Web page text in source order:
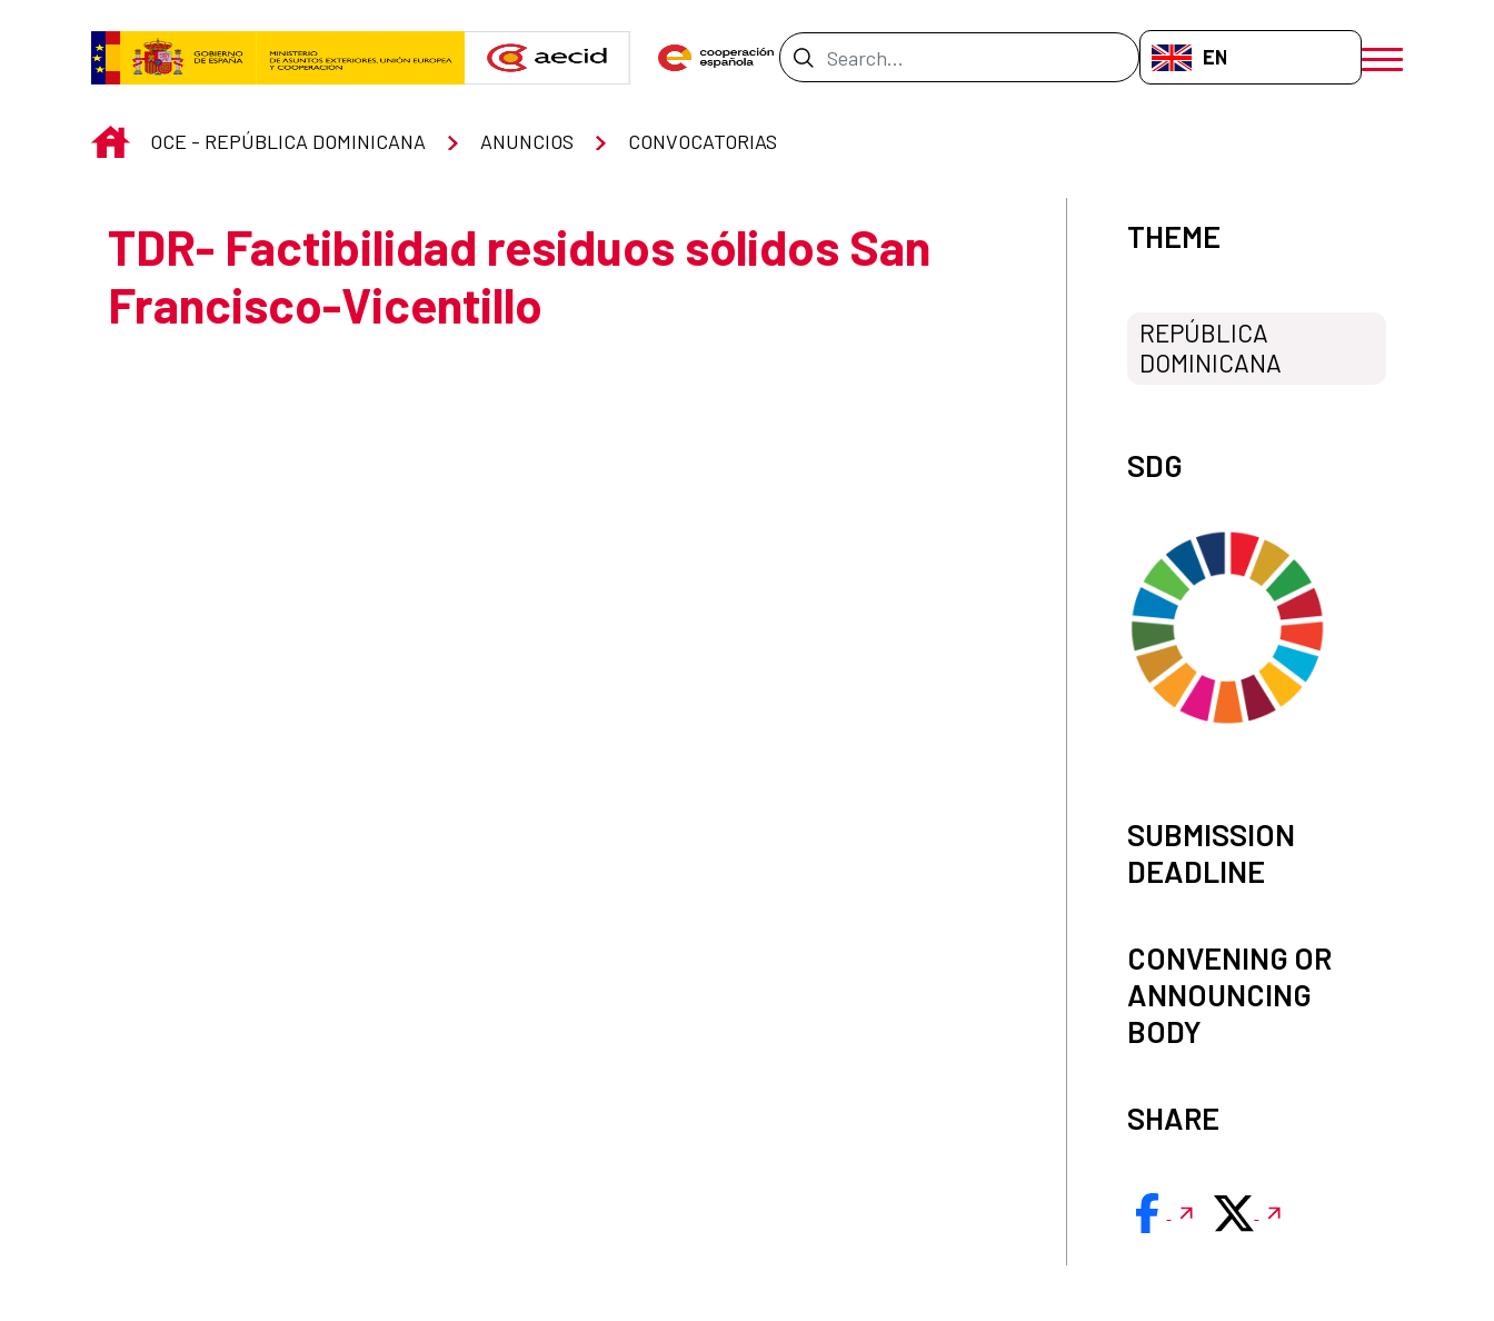
Search Bar EN-GB
menú móvil
INICIO
OCE - REPÚBLICA DOMINICANA ANUNCIOS CONVOCATORIAS
TDR- Factibilidad residuos sólidos San
Francisco-Vicentillo
THEME
REPÚBLICA
DOMINICANA
SDG
SUBMISSION
DEADLINE
CONVENING OR
ANNOUNCING
BODY
SHARE